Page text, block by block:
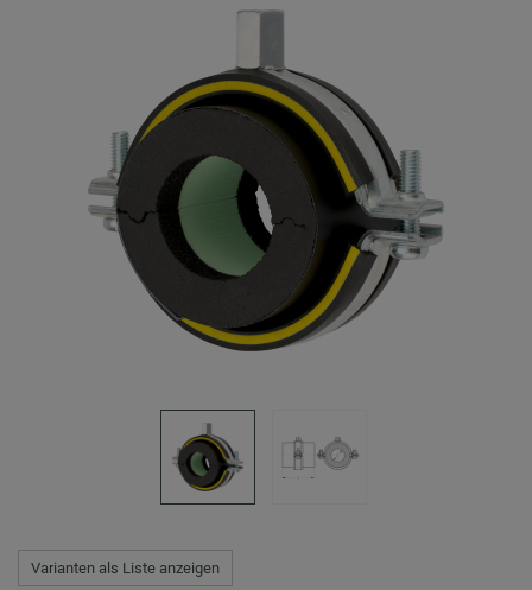
Varianten als Liste anzeigen